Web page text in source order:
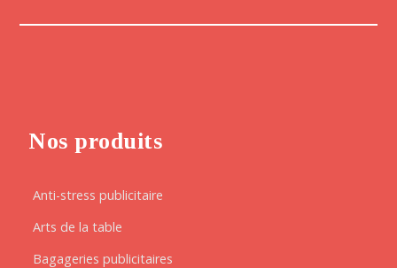
Nos produits
Anti-stress publicitaire
Arts de la table
Bagageries publicitaires